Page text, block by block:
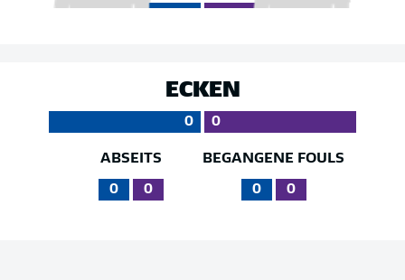
ECKEN
0 0
ABSEITS
0 0
BEGANGENE FOULS
0 0